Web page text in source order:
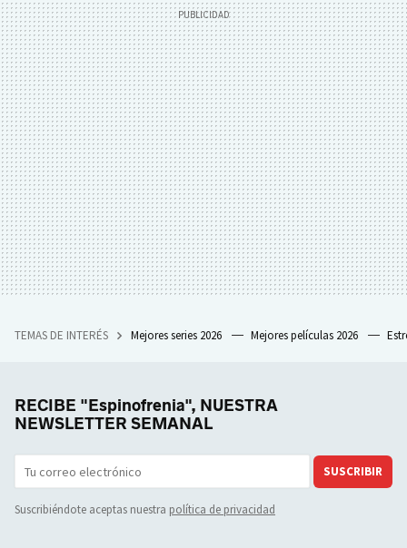
TEMAS DE INTERÉS Mejores series 2026 Mejores películas 2026
RECIBE "Espinofrenia", NUESTRA
NEWSLETTER SEMANAL
SUSCRIBIR
Suscribiéndote aceptas nuestra política de privacidad